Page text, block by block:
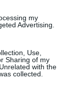
my
Advertising.
Use,
Sharing of my
with the
collected.